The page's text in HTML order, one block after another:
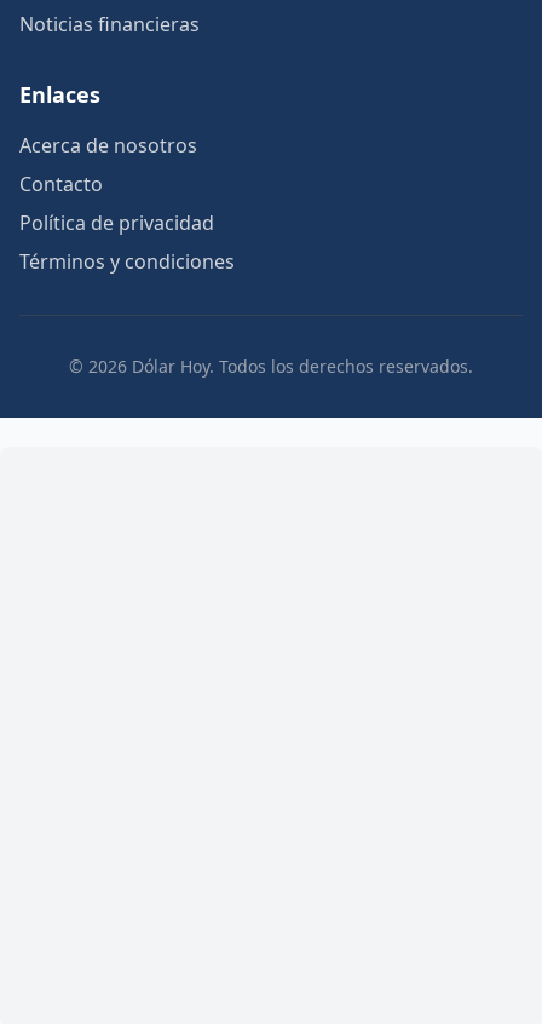
Noticias financieras
Enlaces
Acerca de nosotros
Contacto
Política de privacidad
Términos y condiciones
© 2026 Dólar Hoy. Todos los derechos reservados.